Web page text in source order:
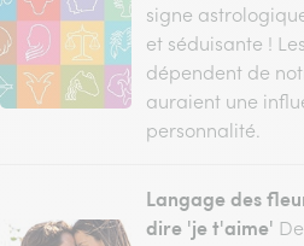
signe
et séduisante !
dépendent de
auraient une
personnalité.
Langage des
dire 'je t'aime'